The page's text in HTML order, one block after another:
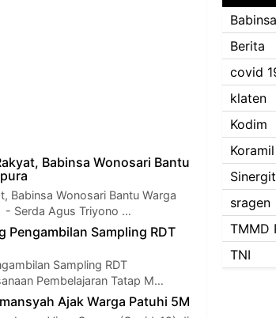
Babinsa Wonosari Bantu
Babinsa Wonosari Bantu Warga
- Serda Agus Triyono …
Sampling RDT
Sampling RDT
Pembelajaran Tatap M…
Ajak Warga Patuhi 5M
Babinsa
Berita
covid
klaten
Kodim
Koramil
sragen
TMMD
TNI